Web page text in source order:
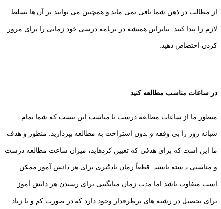
از مطالب در ذهن شما باقی نمی ماند و همچنین می توانید بر آن ها تسلط
لازم را پیدا کنید. بنابراین همیشه در برنامه درسی خود زمانی را برای مرور
کردن اختصاص دهید.
در ساعات مناسب مطالعه کنید
منظور ما از ساعات مطالعه درست یا مناسب این نیست که شما تمام
شبانه روز را بی وقفه و بدون استراحت به مطالعه بپردازید. منظور و هدف
ما این است که برای هدفی که تعیین کردهاید، میزان ساعت مطالعه درست
و مناسبی داشته باشید. قطعاً زمان یادگیری برای هر دانش آموز ممکن
است متفاوت باشد اما مدت زمان میانگینی برای رسیدن هر دانش آموز
برای تحصیل در رشته های پرطرفدار وجود دارد که در صورت کم و یا زیاد